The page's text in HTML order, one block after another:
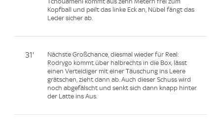
Kopfball und peilt das linke Eck an, Nübel fängt das
Leder sicher ab.
31'
Nächste Großchance, diesmal wieder für Real:
Rodrygo kommt über halbrechts in die Box, lässt
einen Verteidiger mit einer Täuschung ins Leere
grätschen, zieht dann ab. Auch dieser Schuss wird
noch abgefälscht und senkt sich dann knapp hinter
der Latte ins Aus.